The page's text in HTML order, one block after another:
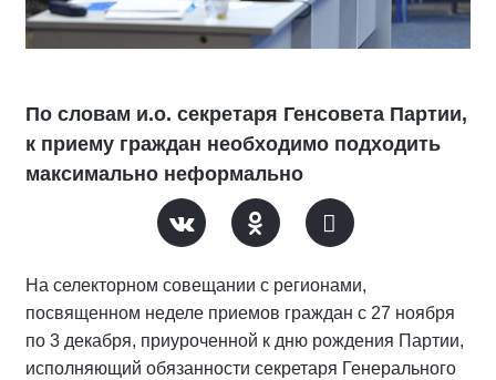
По словам и.о. секретаря Генсовета Партии,
к приему граждан необходимо подходить
максимально неформально
На селекторном совещании с регионами,
посвященном неделе приемов граждан с 27 ноября
по 3 декабря, приуроченной к дню рождения Партии,
исполняющий обязанности секретаря Генерального